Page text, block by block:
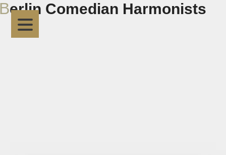
Berlin Comedian Harmonists